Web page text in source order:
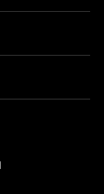
фіксувалася,
та
для